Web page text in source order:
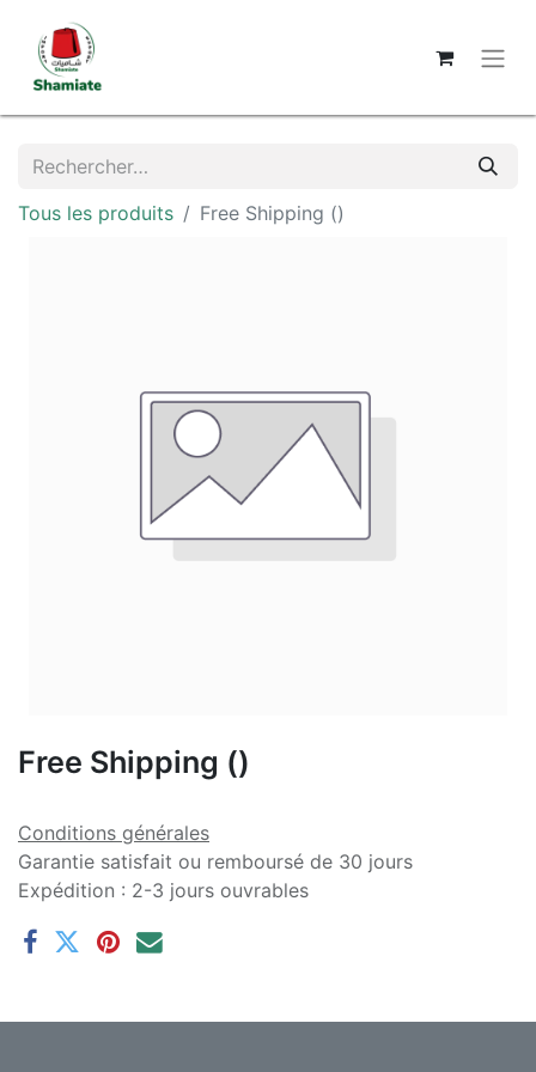
Tous les produits Free Shipping ()
Free Shipping ()
Conditions générales
Garantie satisfait ou remboursé de 30 jours
Expédition : 2-3 jours ouvrables